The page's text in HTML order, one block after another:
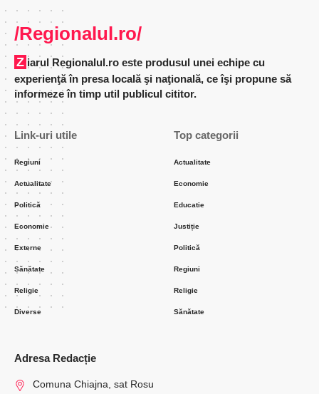
/Regionalul.ro/
Ziarul Regionalul.ro este produsul unei echipe cu
experienţă în presa locală şi naţională, ce îşi propune să
informeze în timp util publicul cititor.
Link-uri utile
Regiuni
Actualitate
Politică
Economie
Externe
Sănătate
Religie
Diverse
Top categorii
Actualitate
Economie
Educatie
Justiție
Politică
Regiuni
Religie
Sănătate
Adresa Redacție
Comuna Chiajna, sat Rosu